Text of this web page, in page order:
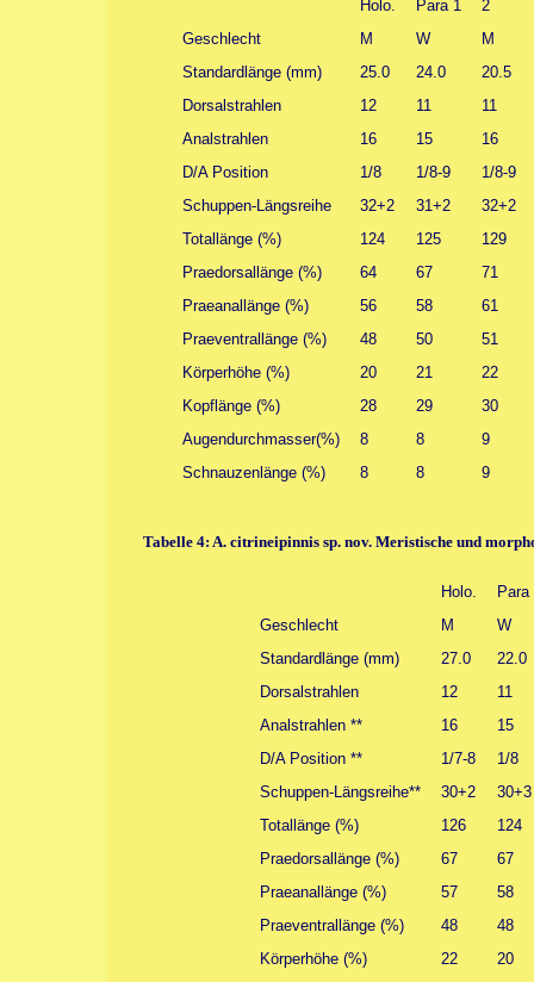
Holo. Para 1
2
Geschlecht
M W
M
Standardlänge (mm)
25.0 24.0
20.5
Dorsalstrahlen
12 11
11
Analstrahlen
16 15
16
D/A Position
1/8 1/8-9
1/8-9
Schuppen-Längsreihe
32+2 31+2
32+2
Totallänge (%)
124 125
129
Praedorsallänge (%)
64 67
71
Praeanallänge (%)
56 58
61
Praeventrallänge (%)
48 50
51
Körperhöhe (%)
20 21
22
Kopflänge (%)
28 29
30
Augendurchmasser(%)
8 8
9
Schnauzenlänge (%)
8 8 9
Tabelle 4: A. citrineipinnis sp. nov. Meristische und
Holo.
Para
Geschlecht
M
W
Standardlänge (mm)
27.0
22.0
Dorsalstrahlen
12
11
Analstrahlen **
16
15
D/A Position **
1/7-8
1/8
Schuppen-Längsreihe**
30+2
30+3
Totallänge (%)
126
124
Praedorsallänge (%)
67
67
Praeanallänge (%)
57
58
Praeventrallänge (%)
48
48
Körperhöhe (%)
22
20